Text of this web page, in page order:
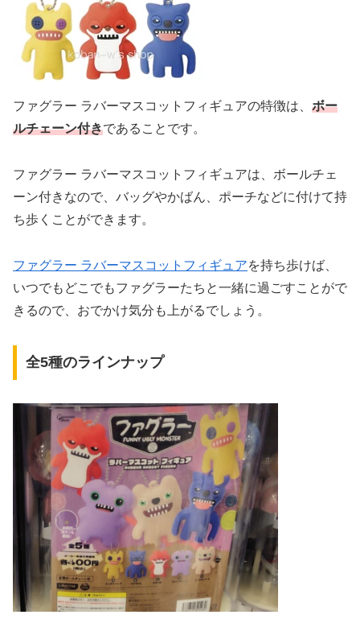
ファグラー ラバーマスコットフィギュアの特徴は、 ボー
ルチェーン付きであることです。
ファグラー ラバーマスコットフィギュアは、ボールチェ
ーン付きなので、バッグやかばん、ポーチなどに付けて持
ち歩くことができます。
ファグラー ラバーマスコットフィギュアを持ち歩けば、
いつでもどこでもファグラーたちと一緒に過ごすことがで
きるので、おでかけ気分も上がるでしょう。
全5種のラインナップ